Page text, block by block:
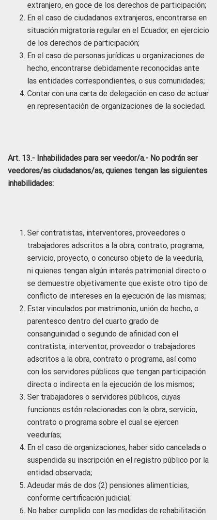
extranjero, en goce de los derechos de participación;
En el caso de ciudadanos extranjeros, encontrarse en
situación migratoria regular en el Ecuador, en ejercicio
de los derechos de participación;
En el caso de personas jurídicas u organizaciones de
hecho, encontrarse debidamente reconocidas ante
las entidades correspondientes, o sus comunidades;
Contar con una carta de delegación en caso de actuar
en representación de organizaciones de la sociedad.
Art. 13.- Inhabilidades para ser veedor/a.- No podrán ser
veedores/as ciudadanos/as, quienes tengan las siguientes
inhabilidades:
Ser contratistas, interventores, proveedores o
trabajadores adscritos a la obra, contrato, programa,
servicio, proyecto, o concurso objeto de la veeduría,
ni quienes tengan algún interés patrimonial directo o
se demuestre objetivamente que existe otro tipo de
conflicto de intereses en la ejecución de las mismas;
Estar vinculados por matrimonio, unión de hecho, o
parentesco dentro del cuarto grado de
consanguinidad o segundo de afinidad con el
contratista, interventor, proveedor o trabajadores
adscritos a la obra, contrato o programa, así como
con los servidores públicos que tengan participación
directa o indirecta en la ejecución de los mismos;
Ser trabajadores o servidores públicos, cuyas
funciones estén relacionadas con la obra, servicio,
contrato o programa sobre el cual se ejercen
veedurías;
En el caso de organizaciones, haber sido cancelada o
suspendida su inscripción en el registro público por la
entidad observada;
Adeudar más de dos (2) pensiones alimenticias,
conforme certificación judicial;
No haber cumplido con las medidas de rehabilitación